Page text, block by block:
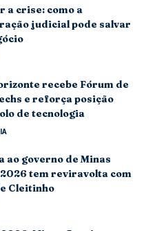
a crise: como a
judicial pode salvar
recebe Fórum de
e reforça posição
de tecnologia
ao governo de Minas
tem reviravolta com
Cleitinho